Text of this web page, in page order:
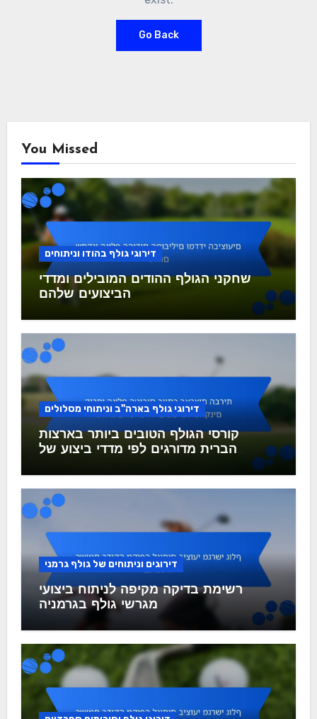
Go Back
You Missed
דירוגי גולף בהודו וניתוחים
שחקני הגולף ההודים המובילים ומדדי
הביצועים שלהם
דירוגי גולף בארה"ב וניתוחי מסלולים
קורסי הגולף הטובים ביותר בארצות
הברית מדורגים לפי מדדי ביצוע של
דירוגים וניתוחים של גולף גרמני
רשימת בדיקה מקיפה לניתוח ביצועי
מגרשי גולף בגרמניה